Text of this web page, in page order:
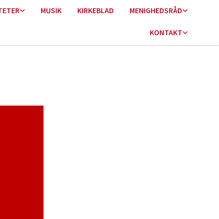
MUSIK KIRKEBLAD MENIGHEDSRÅD
KONTAKT